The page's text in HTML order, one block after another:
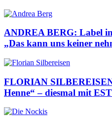
ANDREA BERG: Label
„Das kann uns keiner
FLORIAN
Henne“ – diesmal mit